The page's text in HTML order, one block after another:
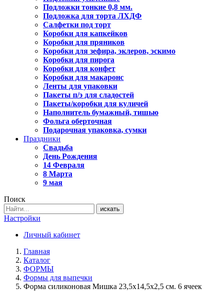
Подложки тонкие 0,8 мм.
Подложка для торта ЛХДФ
Салфетки под торт
Коробки для капкейков
Коробки для пряников
Коробки для зефира, эклеров, эскимо
Коробки для пирога
Коробки для конфет
Коробки для макаронс
Ленты для упаковки
Пакеты п/э для сладостей
Пакеты/коробки для куличей
Наполнитель бумажный, тишью
Фольга оберточная
Подарочная упаковка, сумки
Праздники
Свадьба
День Рождения
14 Февраля
8 Марта
9 мая
Поиск
искать
Настройки
Личный кабинет
Главная
Каталог
ФОРМЫ
Формы для выпечки
Форма силиконовая Мишка 23,5х14,5х2,5 см. 6 ячеек